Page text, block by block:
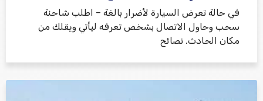
في حالة تعرض السيارة لأضرار بالغة – اطلب شاحنة
سحب وحاول الاتصال بشخص تعرفه ليأتي ويقلك من
مكان الحادث. نصائح